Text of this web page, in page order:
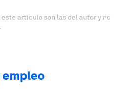
artículo son las del autor y no